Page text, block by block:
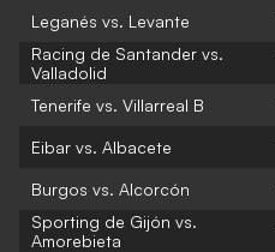
Leganés vs. Levante
Racing de Santander vs.
Valladolid
Tenerife vs. Villarreal B
Eibar vs. Albacete
Burgos vs. Alcorcón
Sporting de Gijón vs.
Amorebieta